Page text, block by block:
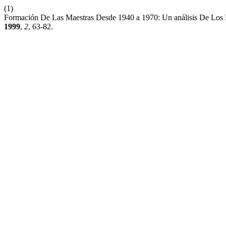
(1)
Formación De Las Maestras Desde 1940 a 1970: Un análisis De
1999, 2, 63-82.